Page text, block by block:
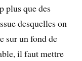
plus que des
desquelles on
sur un fond de
il faut mettre